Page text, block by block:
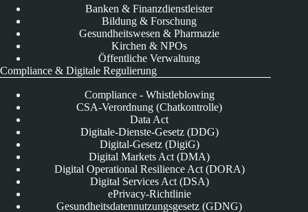
Banken & Finanzdienstleister
Bildung & Forschung
Gesundheitswesen & Pharmazie
Kirchen & NPOs
Öffentliche Verwaltung
Compliance & Digitale Regulierung
Compliance - Whistleblowing
CSA-Verordnung (Chatkontrolle)
Data Act
Digitale-Dienste-Gesetz (DDG)
Digital-Gesetz (DigiG)
Digital Markets Act (DMA)
Digital Operational Resilience Act (DORA)
Digital Services Act (DSA)
ePrivacy-Richtlinie
Gesundheitsdatennutzungsgesetz (GDNG)